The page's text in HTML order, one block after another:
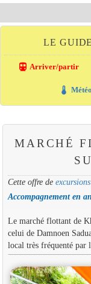
LE
directions_transit Arriver/partir
thermostat Météo
MARCHÉ
Cette offre de
Accompagnement en
Le marché flottant de
celui de Damnoen
local très fréquenté par